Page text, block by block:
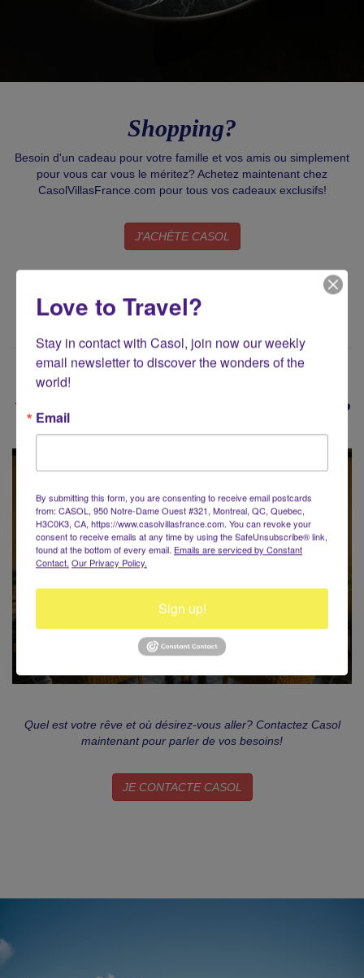
Shopping?
Besoin d'un cadeau pour votre famille et vos amis ou simplement
pour vous car vous le méritez? Achetez maintenant chez
CasolVillasFrance.com pour tous vos cadeaux exclusifs!
J'ACHÈTE CASOL
Vous Voyagez Autour du Monde?
Quel est votre rêve et où désirez-vous aller? Contactez Casol
maintenant pour parler de vos besoins!
JE CONTACTE CASOL
Love to Travel?
Stay in contact with Casol, join now our weekly
email newsletter to discover the wonders of the
world!
Email
By submitting this form, you are consenting to receive email postcards
from: CASOL, 950 Notre-Dame Ouest #321, Montreal, QC, Quebec,
H3C0K3, CA, https://www.casolvillasfrance.com. You can revoke your
consent to receive emails at any time by using the SafeUnsubscribe® link,
found at the bottom of every email. Emails are serviced by Constant
Contact. Our Privacy Policy.
Sign up!